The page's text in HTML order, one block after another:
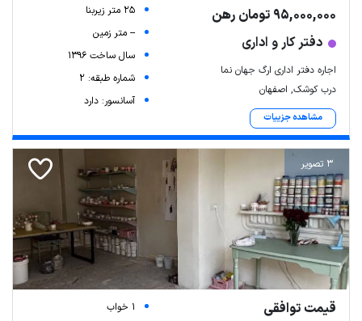
95,000,000 تومان رهن
دفتر کار و اداری
اجاره دفتر اداری ارگ جهان نما
درب کوشک, اصفهان
مشاهده جزییات
25 متر زیربنا
-- متر زمین
سال ساخت 1396
شماره طبقه: 2
آسانسور: دارد
3 تصویر
قیمت توافقی
1 خواب